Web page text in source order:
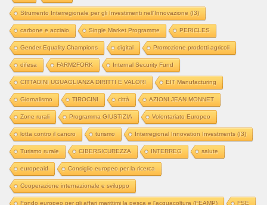
Strumento Interregionale per gli Investimenti nell'Innovazione (I3)
carbone e acciaio Single Market Programme PERICLES
Gender Equality Champions digital Promozione prodotti agricoli
difesa FARM2FORK Internal Security Fund
CITTADINI UGUAGLIANZA DIRITTI E VALORI EIT Manufacturing
Giornalismo TIROCINI città AZIONI JEAN MONNET
Zone rurali Programma GIUSTIZIA Volontariato Europeo
lotta contro il cancro turismo Interregional Innovation Investments (I3)
Turismo rurale CIBERSICUREZZA INTERREG salute
europeaid Consiglio europeo per la ricerca
Cooperazione internazionale e sviluppo
Fondo europeo per gli affari marittimi la pesca e l'acquacoltura (FEAMP) FSE